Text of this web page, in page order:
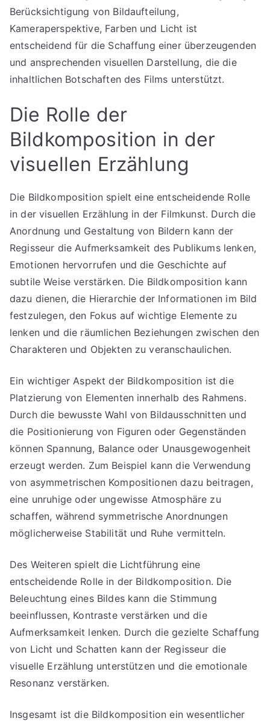
Berücksichtigung von Bildaufteilung,
Kameraperspektive, Farben und Licht ist
entscheidend für die Schaffung einer überzeugenden
und ansprechenden visuellen Darstellung, die die
inhaltlichen Botschaften des Films unterstützt.
Die Rolle der
Bildkomposition in der
visuellen Erzählung
Die Bildkomposition spielt eine entscheidende Rolle
in der visuellen Erzählung in der Filmkunst. Durch die
Anordnung und Gestaltung von Bildern kann der
Regisseur die Aufmerksamkeit des Publikums lenken,
Emotionen hervorrufen und die Geschichte auf
subtile Weise verstärken. Die Bildkomposition kann
dazu dienen, die Hierarchie der Informationen im Bild
festzulegen, den Fokus auf wichtige Elemente zu
lenken und die räumlichen Beziehungen zwischen den
Charakteren und Objekten zu veranschaulichen.
Ein wichtiger Aspekt der Bildkomposition ist die
Platzierung von Elementen innerhalb des Rahmens.
Durch die bewusste Wahl von Bildausschnitten und
die Positionierung von Figuren oder Gegenständen
können Spannung, Balance oder Unausgewogenheit
erzeugt werden. Zum Beispiel kann die Verwendung
von asymmetrischen Kompositionen dazu beitragen,
eine unruhige oder ungewisse Atmosphäre zu
schaffen, während symmetrische Anordnungen
möglicherweise Stabilität und Ruhe vermitteln.
Des Weiteren spielt die Lichtführung eine
entscheidende Rolle in der Bildkomposition. Die
Beleuchtung eines Bildes kann die Stimmung
beeinflussen, Kontraste verstärken und die
Aufmerksamkeit lenken. Durch die gezielte Schaffung
von Licht und Schatten kann der Regisseur die
visuelle Erzählung unterstützen und die emotionale
Resonanz verstärken.
Insgesamt ist die Bildkomposition ein wesentlicher